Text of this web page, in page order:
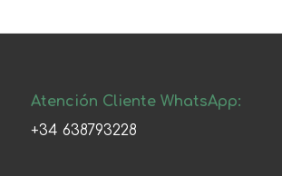
Atención Cliente WhatsApp:
+34 638793228